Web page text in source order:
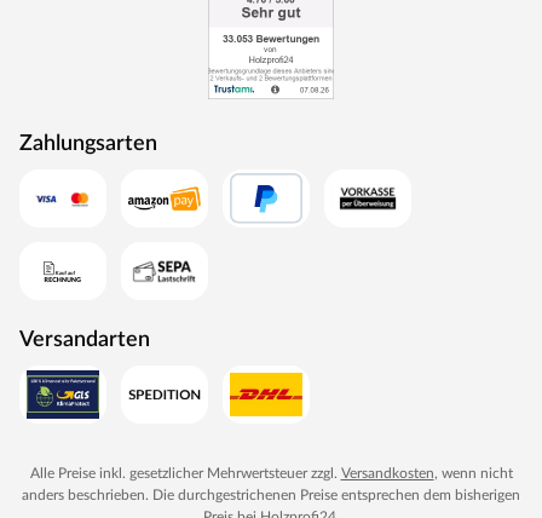
Zahlungsarten
Versandarten
Alle Preise inkl. gesetzlicher Mehrwertsteuer zzgl. Versandkosten, wenn nicht
anders beschrieben. Die durchgestrichenen Preise entsprechen dem bisherigen